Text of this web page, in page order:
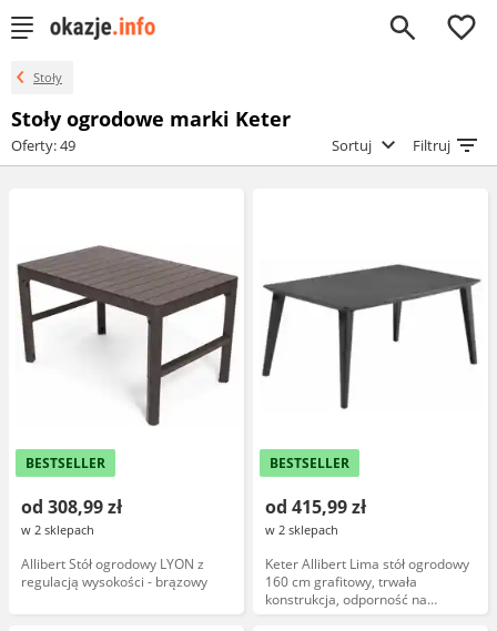
0
Stoły
Stoły ogrodowe marki Keter
Oferty: 49 Sortuj Filtruj
BESTSELLER
od 308,99 zł
w 2 sklepach
Allibert Stół ogrodowy LYON z
regulacją wysokości - brązowy
BESTSELLER
od 415,99 zł
w 2 sklepach
Keter Allibert Lima stół ogrodowy
160 cm grafitowy, trwała
konstrukcja, odporność na
warunki atmosferyczne